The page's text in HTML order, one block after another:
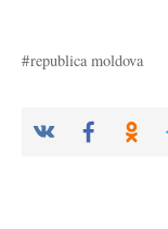
republica moldova